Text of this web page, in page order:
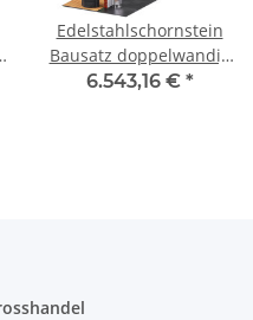
Edelstahlschornstein
Bausatz doppelwandig
9,7 m - SWPR08 DW 450
6.543,16 € *